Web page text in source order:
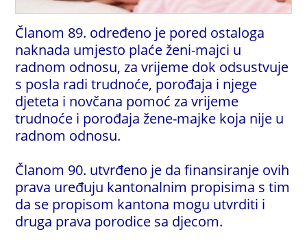
Članom 89. određeno je pored ostaloga
naknada umjesto plaće ženi-majci u
radnom odnosu, za vrijeme dok odsustvuje
s posla radi trudnoće, porođaja i njege
djeteta i novčana pomoć za vrijeme
trudnoće i porođaja žene-majke koja nije u
radnom odnosu.
Članom 90. utvrđeno je da finansiranje ovih
prava uređuju kantonalnim propisima s tim
da se propisom kantona mogu utvrditi i
druga prava porodice sa djecom.